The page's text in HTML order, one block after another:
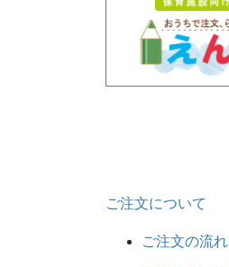
ご注文について
ご注文の流れ